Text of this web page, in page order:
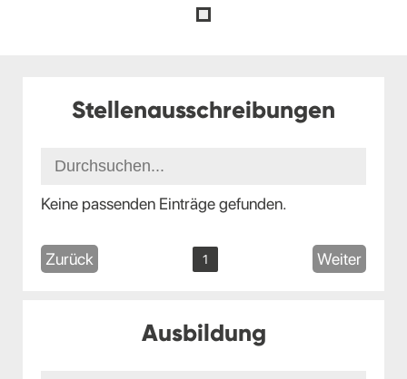
Stellenausschreibungen
Keine passenden Einträge gefunden.
Zurück 1 Weiter
Ausbildung